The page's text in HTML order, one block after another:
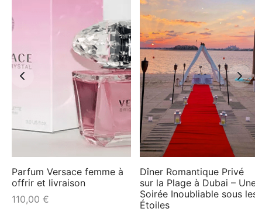
Parfum Versace femme à
offrir et livraison
110,00 €
Dîner Romantique Privé
sur la Plage à Dubai – Une
Soirée Inoubliable sous les
Étoiles